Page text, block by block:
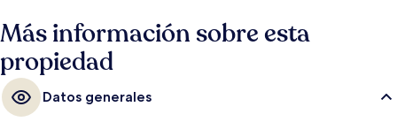
Más información sobre esta
propiedad
Datos generales